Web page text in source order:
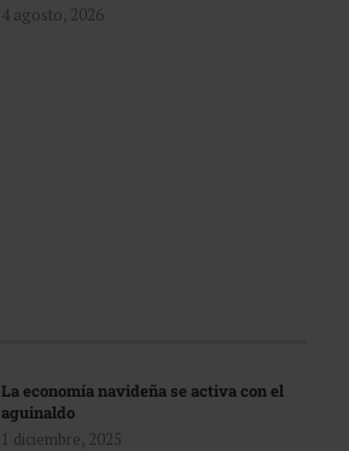
4 agosto, 2026
La economía navideña se activa con el
aguinaldo
1 diciembre, 2025